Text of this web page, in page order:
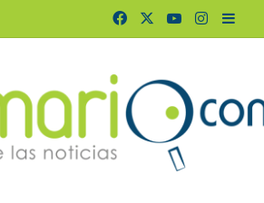
FacebookYouTube